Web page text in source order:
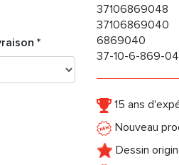
*
37106869048
37106869040
6869040
37-10-6-869-
15 ans
Nouveau
Dessin